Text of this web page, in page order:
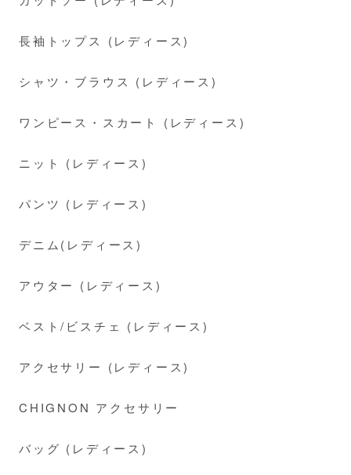
長袖トップス (レディース)
シャツ・ブラウス (レディース)
ワンピース・スカート (レディース)
ニット (レディース)
パンツ (レディース)
デニム(レディース)
アウター (レディース)
ベスト/ビスチェ (レディース)
アクセサリー (レディース)
CHIGNON アクセサリー
バッグ (レディース)